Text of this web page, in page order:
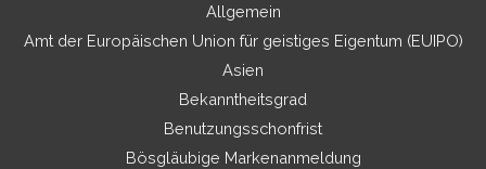
Allgemein
Amt der Europäischen Union für geistiges Eigentum (EUIPO)
Asien
Bekanntheitsgrad
Benutzungsschonfrist
Bösgläubige Markenanmeldung